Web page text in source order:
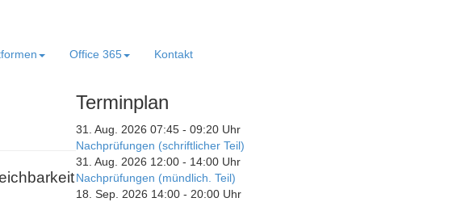
Office 365 Kontakt
Terminplan
31. Aug. 2026 07:45 - 09:20 Uhr
Nachprüfungen (schriftlicher Teil)
31. Aug. 2026 12:00 - 14:00 Uhr
Nachprüfungen (mündlich. Teil)
18. Sep. 2026 14:00 - 20:00 Uhr